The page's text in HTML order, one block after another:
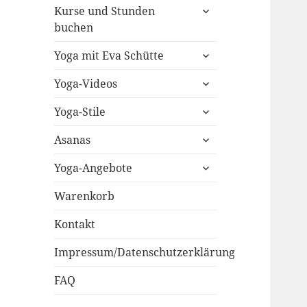
Kurse und Stunden
buchen
untermenü
Yoga mit Eva Schütte
untermenü
Yoga-Videos
untermenü
Yoga-Stile
untermenü
Asanas
untermenü
Yoga-Angebote
untermenü
Warenkorb
Kontakt
Impressum/Datenschutzerklärung
FAQ